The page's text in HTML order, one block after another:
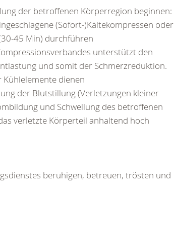
der betroffenen Körperregion beginnen:
(Sofort-)Kältekompressen oder
45 Min) durchführen
unterstützt den
und somit der Schmerzreduktion.
Kühlelemente dienen
der Blutstillung (Verletzungen kleiner
und Schwellung des betroffenen
verletzte Körperteil anhaltend hoch
beruhigen, betreuen, trösten und